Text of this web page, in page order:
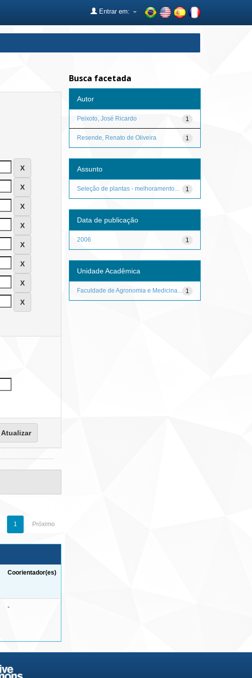
Entrar em:
1 Próximo
Coorientador(es)
-
Busca facetada
Autor
1
Peixoto, José Ricardo
1
Resende, Renato de Oliveira
Assunto
1
Seleção de plantas - melhoramento...
Data de publicação
1
2006
Unidade Acadêmica
1
Faculdade de Agronomia e Medicina...